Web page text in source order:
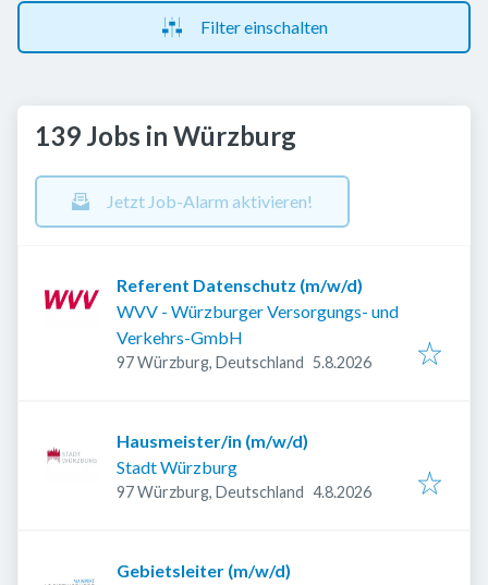
Filter einschalten
139 Jobs in Würzburg
Jetzt Job-Alarm aktivieren!
Referent Datenschutz (m/w/d)
WVV - Würzburger Versorgungs- und
Verkehrs-GmbH
97 Würzburg, Deutschland Veröffentlicht
5.8.2026
Hausmeister/in (m/w/d)
Stadt Würzburg
97 Würzburg, Deutschland Veröffentlicht
4.8.2026
Gebietsleiter (m/w/d)